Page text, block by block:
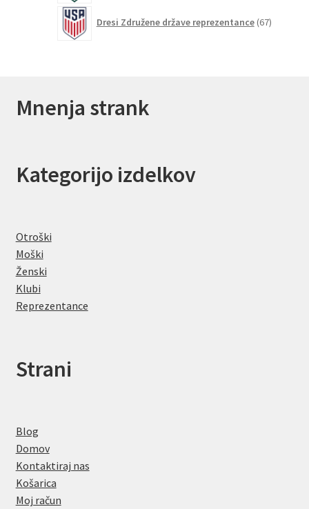
Dresi Združene države reprezentance 67izdelkov
Mnenja strank
Kategorijo izdelkov
Otroški
Moški
Ženski
Klubi
Reprezentance
Strani
Blog
Domov
Kontaktiraj nas
Košarica
Moj račun